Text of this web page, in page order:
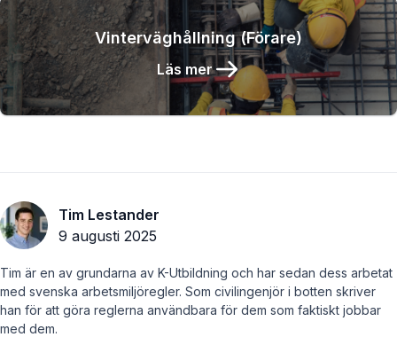
Tim Lestander
9 augusti 2025
Tim är en av grundarna av K-Utbildning och har sedan dess arbetat
med svenska arbetsmiljöregler. Som civilingenjör i botten skriver
han för att göra reglerna användbara för dem som faktiskt jobbar
med dem.
Vinterväghållning (Förare)
Läs mer